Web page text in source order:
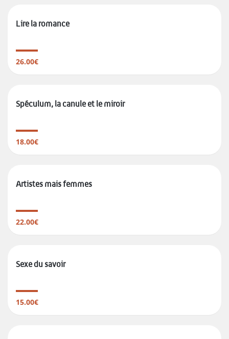
Lire la romance
26.00€
Spéculum, la canule et le miroir
18.00€
Artistes mais femmes
22.00€
Sexe du savoir
15.00€